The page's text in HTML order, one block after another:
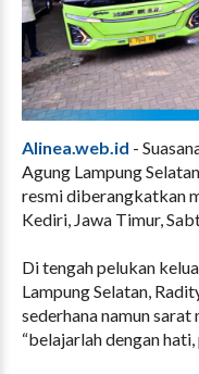
Alinea.web.id -
Agung Lampung
resmi diberangkatkan
Kediri, Jawa Timur,
Di tengah pelukan
Lampung Selatan,
sederhana namun
“belajarlah dengan